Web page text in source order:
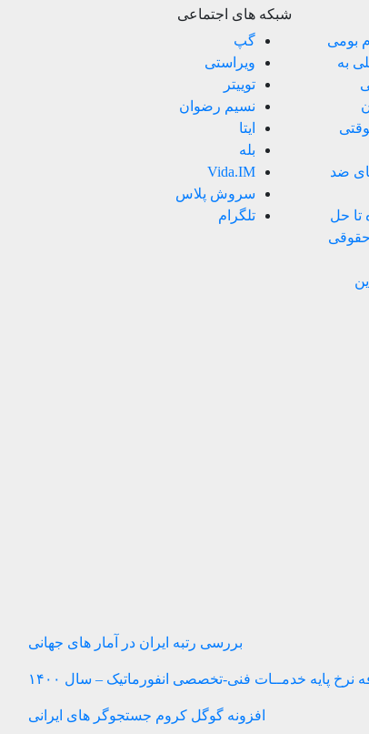
بومی
به
ضد
تا حل
حقوقی
شبکه های اجتماعی
گپ
ویراستی
توییتر
نسیم رضوان
ایتا
بله
Vida.IM
سروش پلاس
تلگرام
بررسی رتبه ایران در آمار های جهانی
نرخ پایه خدمــات فنی-تخصصی انفورماتیک – سال ۱۴۰۰
افزونه گوگل کروم جستجوگر های ایرانی